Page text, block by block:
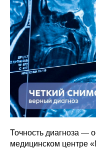
Точность диагноза —
медицинском центре